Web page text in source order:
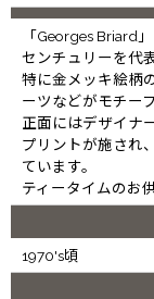
「Georges Briard
センチュリーを代
特に金メッキ絵柄
ーツなどがモチー
正面にはデザイナ
プリントが施され
ています。
ティータイムのお
1970's頃